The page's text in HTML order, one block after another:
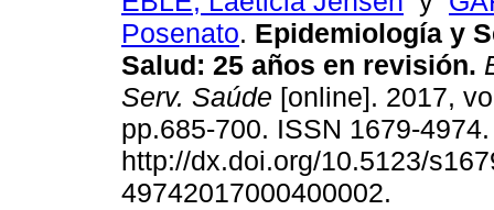
Posenato. Epidemiología y
Salud: 25 años en revisión.
Serv. Saúde [online]. 2017,
pp.685-700. ISSN 1679-
http://dx.doi.org/10.5123/
49742017000400002.